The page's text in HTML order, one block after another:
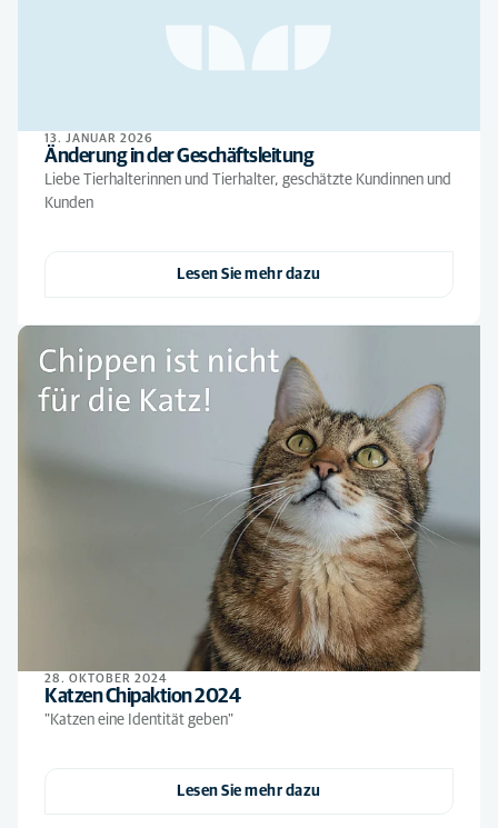
13. JANUAR 2026
Änderung in der Geschäftsleitung
Liebe Tierhalterinnen und Tierhalter, geschätzte Kundinnen und
Kunden
Lesen Sie mehr dazu
28. OKTOBER 2024
Katzen Chipaktion 2024
"Katzen eine Identität geben"
Lesen Sie mehr dazu